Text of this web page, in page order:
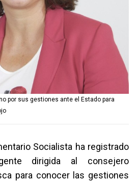
por sus gestiones ante el Estado para
Socialista ha registrado
dirigida al consejero
para conocer las gestiones